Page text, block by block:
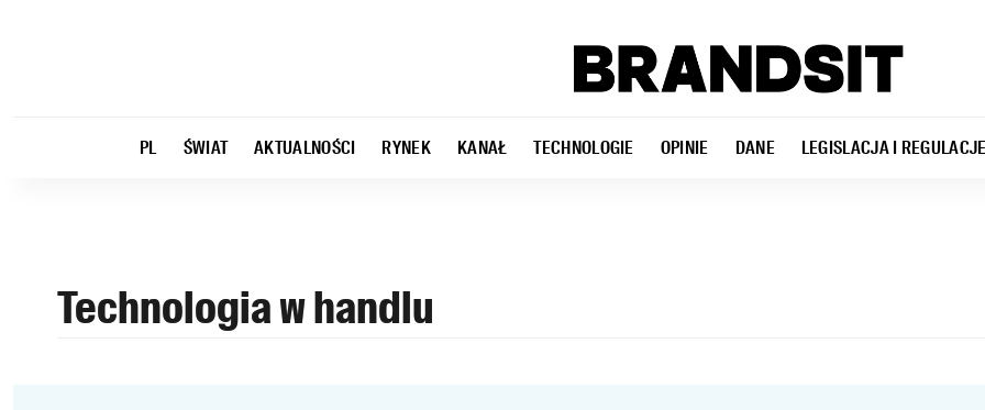
PL ŚWIAT AKTUALNOŚCI RYNEK KANAŁ TECHNOLOGIE OPINIE DANE LEGISLACJA I
Technologia w handlu